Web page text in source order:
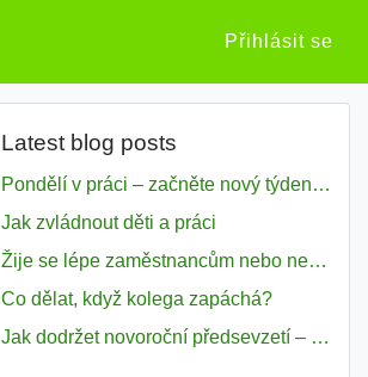
Přihlásit se
Latest blog posts
Pondělí v práci – začněte nový týden s motivací
Jak zvládnout děti a práci
Žije se lépe zaměstnancům nebo nezavislým pracovníkům
Co dělat, když kolega zapáchá?
Jak dodržet novoroční předsevzetí – naše tipy pro dobrý začátek roku 2018